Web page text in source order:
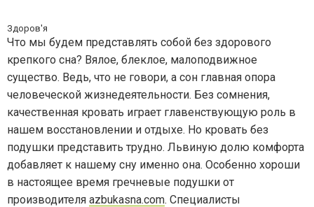
Здоров'я
Что мы будем представлять собой без здорового
крепкого сна? Вялое, блеклое, малоподвижное
существо. Ведь, что не говори, а сон главная опора
человеческой жизнедеятельности. Без сомнения,
качественная кровать играет главенствующую роль в
нашем восстановлении и отдыхе. Но кровать без
подушки представить трудно. Львиную долю комфорта
добавляет к нашему сну именно она. Особенно хороши
в настоящее время гречневые подушки от
производителя azbukasna.com. Специалисты